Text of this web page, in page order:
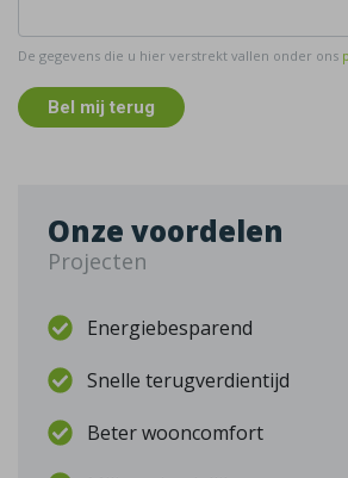
De gegevens die u hier verstrekt vallen onder ons
Bel mij terug
Onze voordelen
Projecten
Energiebesparend
Snelle terugverdientijd
Beter wooncomfort